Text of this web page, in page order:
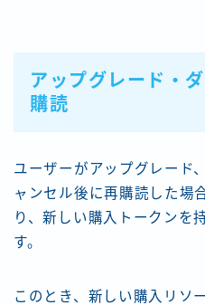
アップグレード・
購読
ユーザーがアップグレード
ャンセル後に再購読した場
り、新しい購入トークンを
す。
このとき、新しい購入リソ